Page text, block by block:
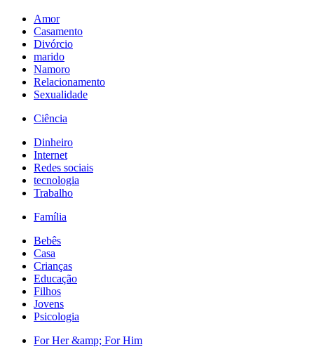
Amor
Casamento
Divórcio
marido
Namoro
Relacionamento
Sexualidade
Ciência
Dinheiro
Internet
Redes sociais
tecnologia
Trabalho
Família
Bebês
Casa
Crianças
Educação
Filhos
Jovens
Psicologia
For Her &amp; For Him